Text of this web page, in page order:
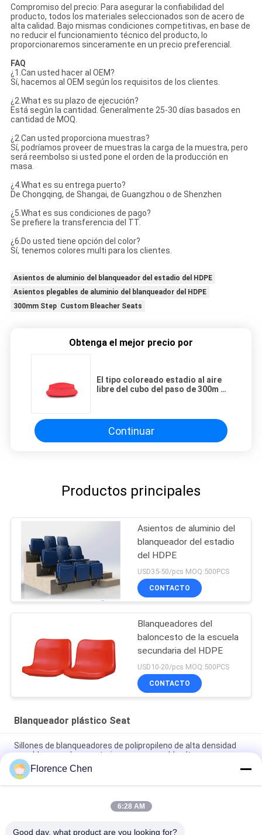
Compromiso del precio: Para asegurar la confiabilidad del
producto, todos los materiales seleccionados son de acero de
alta calidad. Bajo mismas condiciones competitivas, en base de
no reducir el funcionamiento técnico del producto, lo
proporcionaremos sinceramente en un precio preferencial.
FAQ
¿1.Can usted hacer al OEM?
Sí, hacemos al OEM según los requisitos de los clientes.
¿2.What es su plazo de ejecución?
Está según la cantidad. Generalmente 25-30 días basados en
cantidad de MOQ.
¿2.Can usted proporciona muestras?
Sí, podríamos proveer de muestras la carga de la muestra, pero
será reembolso si usted pone el orden de la producción en
masa.
¿4.What es su entrega puerto?
De Chongqing, de Shangai, de Guangzhou o de Shenzhen
¿5.What es sus condiciones de pago?
Se prefiere la transferencia del TT.
¿6.Do usted tiene opción del color?
Sí, tenemos colores multi para los clientes.
Asientos de aluminio del blanqueador del estadio del HDPE
Asientos plegables de aluminio del blanqueador del HDPE
300mm Step Custom Bleacher Seats
Obtenga el mejor precio por
El tipo coloreado estadio al aire
libre del cubo del paso de 300m m
Continuar
Productos principales
Asientos de aluminio del
blanqueador del estadio
del HDPE
USD35-50/pcs MOQ:500PCS
CONTACTO
Blanqueadores del
baloncesto de la escuela
secundaria del HDPE
USD10-20/pcs MOQ:500PCS
CONTACTO
Blanqueador plástico Seat
Sillones de blanqueadores de polipropileno de alta densidad
para blanqueadores exteriores con respaldo alto
Blanqueador plástico fijo al aire libre Seat ignífugo/asientos
verdes del estadio de hierba
El estadio de fútbol azul marino del HDPE asienta/los asientos
Florence Chen
6:28 AM
Good day, what product are you looking for?